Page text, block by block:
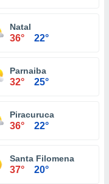
Natal
36° 22°
Parnaiba
32° 25°
Piracuruca
36° 22°
Santa Filomena
37° 20°